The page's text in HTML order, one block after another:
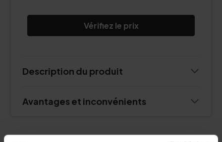
Vérifiez le prix
Description du produit
Avantages et inconvénients